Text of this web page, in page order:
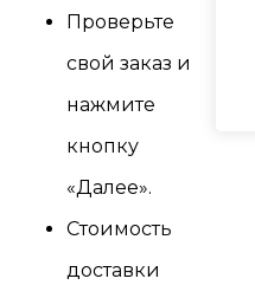
Проверьте
свой заказ и
нажмите
кнопку
«Далее».
Стоимость
доставки